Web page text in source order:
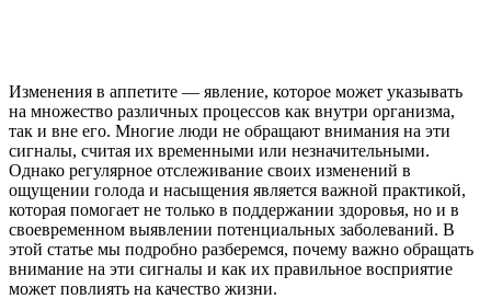
Изменения в аппетите — явление, которое может указывать
на множество различных процессов как внутри организма,
так и вне его. Многие люди не обращают внимания на эти
сигналы, считая их временными или незначительными.
Однако регулярное отслеживание своих изменений в
ощущении голода и насыщения является важной практикой,
которая помогает не только в поддержании здоровья, но и в
своевременном выявлении потенциальных заболеваний. В
этой статье мы подробно разберемся, почему важно обращать
внимание на эти сигналы и как их правильное восприятие
может повлиять на качество жизни.